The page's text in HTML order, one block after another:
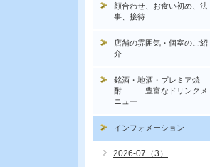
顔合わせ、お食い初め、法
事、接待
店舗の雰囲気・個室のご紹
介
銘酒・地酒・プレミア焼
酎 豊富なドリンクメ
ニュー
インフォメーション
2026-07（3）